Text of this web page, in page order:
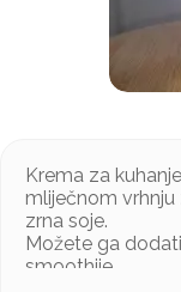
Krema za
mliječnom vrhnju
zrna soje.
Možete ga
smoothije.